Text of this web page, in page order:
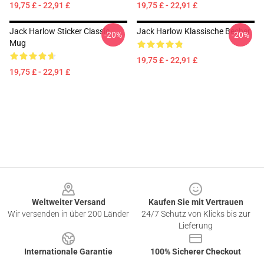
19,75 £ - 22,91 £ 19,75 £ - 22,91 £
Jack Harlow Sticker Classic
Mug
19,75 £ - 22,91 £
-20% Jack Harlow Klassische Becher
19,75 £ - 22,91 £
-20%
Weltweiter Versand
Wir versenden in über 200 Länder
Kaufen Sie mit Vertrauen
24/7 Schutz von Klicks bis zur
Lieferung
Internationale Garantie
100% Sicherer Checkout